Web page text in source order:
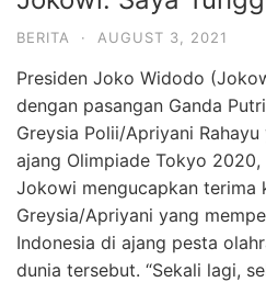
BERITA · AUGUST 3, 2021
Presiden Joko Widodo
dengan pasangan Ganda
Greysia Polii/Apriyani
ajang Olimpiade Tokyo
Jokowi mengucapkan terima
Greysia/Apriyani yang
Indonesia di ajang pesta
dunia tersebut. “Sekali lagi,